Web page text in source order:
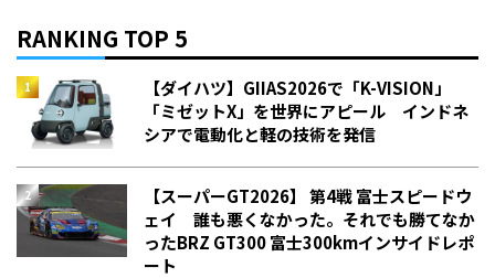
RANKING TOP 5
【ダイハツ】GIIAS2026で「K-VISION」
「ミゼットX」を世界にアピール インドネ
シアで電動化と軽の技術を発信
【スーパーGT2026】 第4戦 富士スピードウ
ェイ 誰も悪くなかった。それでも勝てなか
った――BRZ GT300 富士300kmインサイドレポ
ート